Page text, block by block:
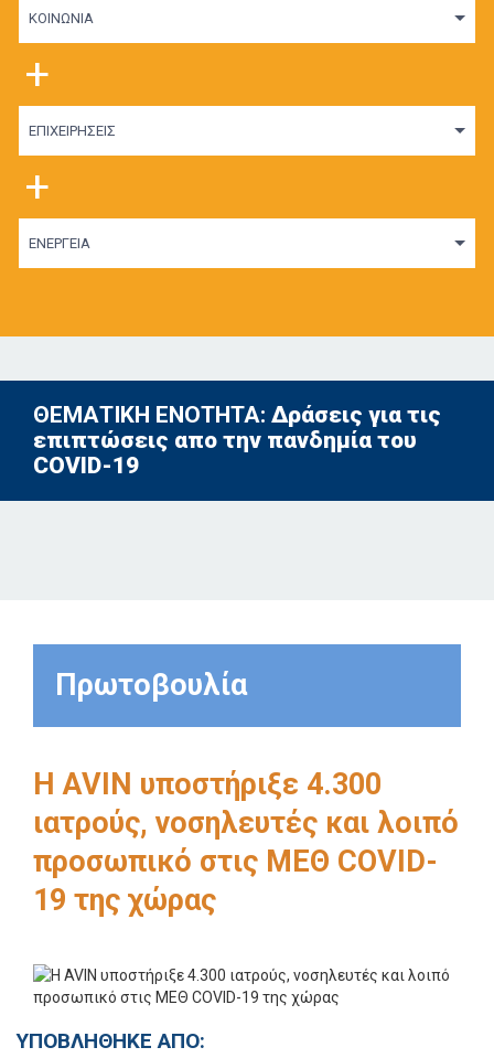
ΚΟΙΝΩΝΙΑ
+
ΕΠΙΧΕΙΡΗΣΕΙΣ
+
ΕΝΕΡΓΕΙΑ
ΘΕΜΑΤΙΚΗ ΕΝΟΤΗΤΑ: Δράσεις για τις
επιπτώσεις απο την πανδημία του
COVID-19
Πρωτοβουλία
Η AVIN υποστήριξε 4.300
ιατρούς, νοσηλευτές και λοιπό
προσωπικό στις ΜΕΘ COVID-
19 της χώρας
ΥΠΟΒΛΗΘΗΚΕ ΑΠΟ: